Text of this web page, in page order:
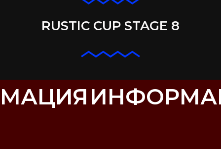
RUSTIC CUP STAGE 8